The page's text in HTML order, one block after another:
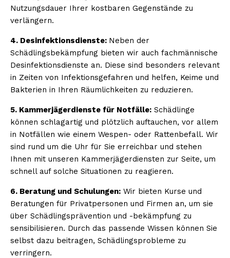
Nutzungsdauer Ihrer kostbaren Gegenstände zu
verlängern.
4. Desinfektionsdienste: Neben der
Schädlingsbekämpfung bieten wir auch fachmännische
Desinfektionsdienste an. Diese sind besonders relevant
in Zeiten von Infektionsgefahren und helfen, Keime und
Bakterien in Ihren Räumlichkeiten zu reduzieren.
5. Kammerjägerdienste für Notfälle: Schädlinge
können schlagartig und plötzlich auftauchen, vor allem
in Notfällen wie einem Wespen- oder Rattenbefall. Wir
sind rund um die Uhr für Sie erreichbar und stehen
Ihnen mit unseren Kammerjägerdiensten zur Seite, um
schnell auf solche Situationen zu reagieren.
6. Beratung und Schulungen: Wir bieten Kurse und
Beratungen für Privatpersonen und Firmen an, um sie
über Schädlingsprävention und -bekämpfung zu
sensibilisieren. Durch das passende Wissen können Sie
selbst dazu beitragen, Schädlingsprobleme zu
verringern.